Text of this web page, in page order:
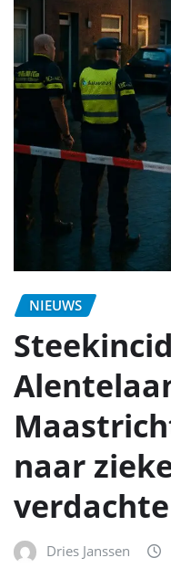
NIEUWS
naar
Dries Janssen